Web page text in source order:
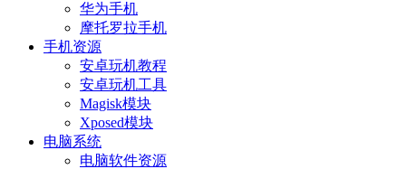
华为手机
摩托罗拉手机
手机资源
安卓玩机教程
安卓玩机工具
Magisk模块
Xposed模块
电脑系统
电脑软件资源